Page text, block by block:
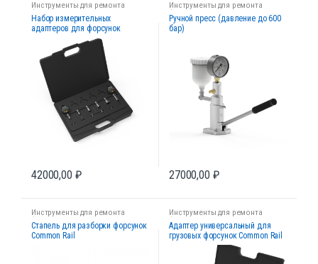
Инструменты для ремонта
форсунок
Набор измерительных
адаптеров для форсунок
42000,00 ₽
Инструменты для ремонта
форсунок
Ручной пресс (давление до 600
бар)
27000,00 ₽
Инструменты для ремонта
форсунок
Стапель для разборки форсунок
Common Rail
Инструменты для ремонта
форсунок
Адаптер универсальный для
грузовых форсунок Common Rail